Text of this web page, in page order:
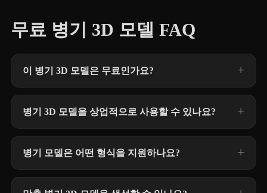
무료 병기 3D 모델 FAQ
이 병기 3D 모델은 무료인가요?
병기 3D 모델을 상업적으로 사용할 수 있나요?
병기 모델은 어떤 형식을 지원하나요?